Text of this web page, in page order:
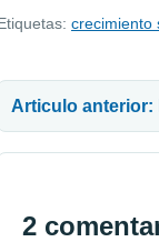
crecimiento
Articulo anterior:
2